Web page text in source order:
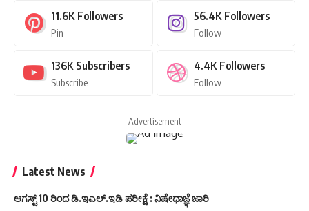
11.6K Followers
Pin
56.4K Followers
Follow
136K Subscribers
Subscribe
4.4K Followers
Follow
- Advertisement -
Latest News
ಆಗಸ್ಟ್ 10 ರಿಂದ ಡಿ.ಇಎಲ್.ಇಡಿ ಪರೀಕ್ಷೆ : ನಿಷೇಧಾಜ್ಞೆ ಜಾರಿ